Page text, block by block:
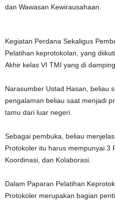
dan Wawasan Kewirausahaan.
Kegiatan Perdana Sekaligus
Pelatihan keprotokolan, yang
Akhir kelas VI TMI yang di
Narasumber Ustad Hasan, beliau
pengalaman beliau saat menjadi
tamu dari luar negeri.
Sebagai pembuka, beliau
Protokoler itu harus mempunyai 3
Koordinasi, dan Kolaborasi.
Dalam Paparan Pelatihan
Protokoler merupakan bagian